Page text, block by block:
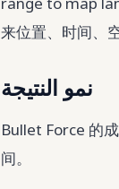
来位置、时间、
نمو النتيجة
Bullet Force 的
间。